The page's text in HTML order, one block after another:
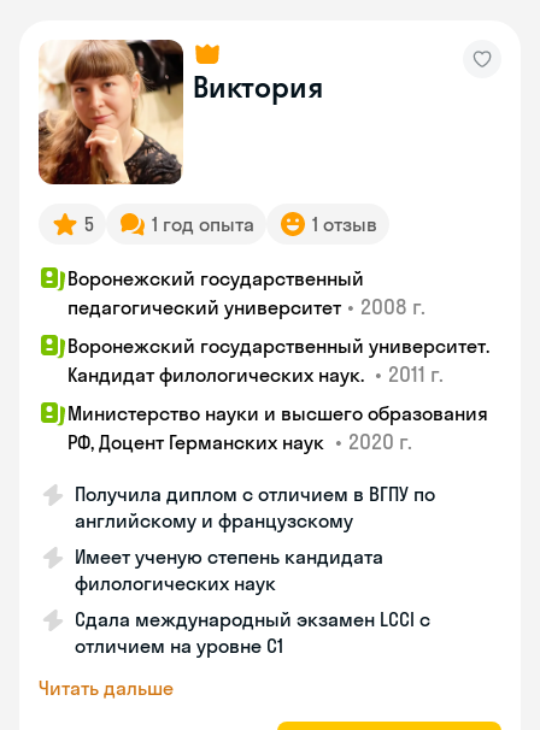
Виктория
5 1 год опыта 1 отзыв
Воронежский государственный
педагогический университет • 2008 г.
Воронежский государственный университет.
Кандидат филологических наук. • 2011 г.
Министерство науки и высшего образования
РФ, Доцент Германских наук • 2020 г.
Получила диплом с отличием в ВГПУ по
английскому и французскому
Имеет ученую степень кандидата
филологических наук
Сдала международный экзамен LCCI с
отличием на уровне C1
Читать дальше